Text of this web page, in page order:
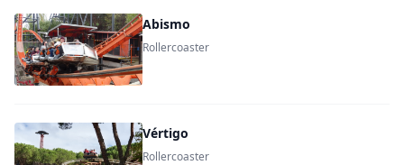
Abismo
Rollercoaster
Vértigo
Rollercoaster